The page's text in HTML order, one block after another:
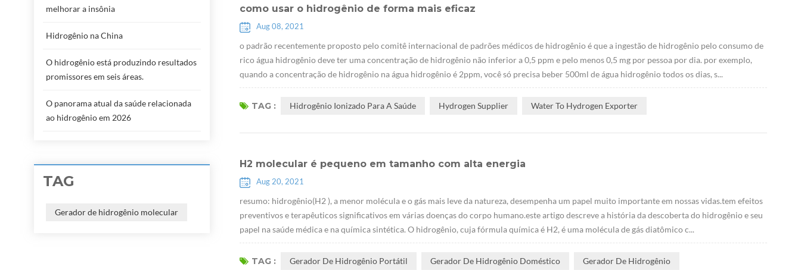
como usar o hidrogênio de forma mais eficaz
Aug 08, 2021
o padrão recentemente proposto pelo comitê internacional de padrões médicos de hidrogênio é que a ingestão de hidrogênio pelo consumo de
rico água hidrogênio deve ter uma concentração de hidrogênio não inferior a 0,5 ppm e pelo menos 0,5 mg por pessoa por dia. por exemplo,
quando a concentração de hidrogênio na água hidrogênio é 2ppm, você só precisa beber 500ml de água hidrogênio todos os dias, s...
TAG : Hidrogênio Ionizado Para A Saúde Hydrogen Supplier Water To Hydrogen Exporter
H2 molecular é pequeno em tamanho com alta energia
Aug 20, 2021
resumo: hidrogênio(H2 ), a menor molécula e o gás mais leve da natureza, desempenha um papel muito importante em nossas vidas.tem efeitos
preventivos e terapêuticos significativos em várias doenças do corpo humano.este artigo descreve a história da descoberta do hidrogênio e seu
papel na saúde médica e na química sintética. O hidrogênio, cuja fórmula química é H2, é uma molécula de gás diatômico c...
TAG : Gerador De Hidrogênio Portátil Gerador De Hidrogênio Doméstico Gerador De Hidrogênio
melhorar a insônia
Hidrogênio na China
O hidrogênio está produzindo resultados
promissores em seis áreas.
O panorama atual da saúde relacionada
ao hidrogênio em 2026
TAG
Gerador de hidrogênio molecular